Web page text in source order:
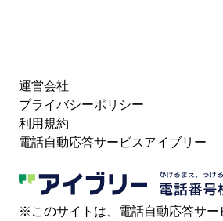
運営会社
プライバシーポリシー
利用規約
電話自動応答サービスアイブリー
※このサイトは、電話自動応答サー